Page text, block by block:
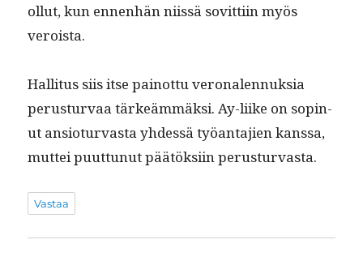
ollut, kun ennen­hän niis­sä sovit­ti­in myös
veroista.
Hal­li­tus siis itse pain­ot­tu veronalen­nuk­sia
perus­tur­vaa tärkeäm­mäk­si. Ay-liike on sopin­
ut ansio­tur­vas­ta yhdessä työan­ta­jien kanssa,
mut­tei puut­tunut päätök­si­in perusturvasta.
Vastaa